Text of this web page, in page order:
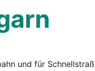
und für